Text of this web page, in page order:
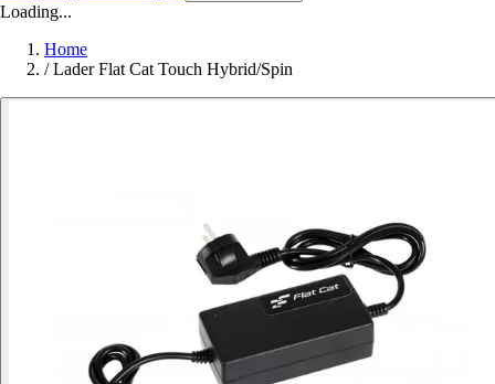
Loading...
Home
/ Lader Flat Cat Touch Hybrid/Spin